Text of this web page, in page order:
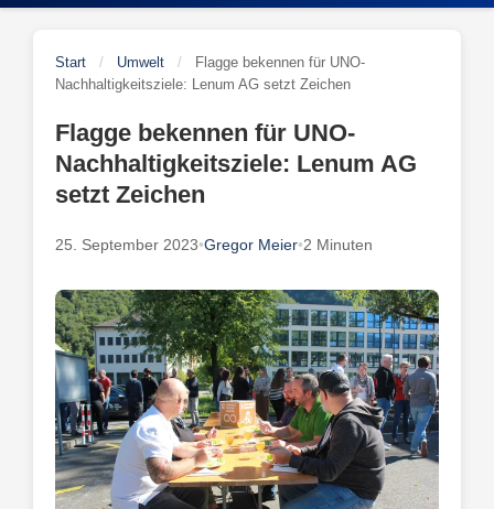
Start / Umwelt /
Flagge bekennen für UNO-
Nachhaltigkeitsziele: Lenum AG setzt Zeichen
Flagge bekennen für UNO-
Nachhaltigkeitsziele: Lenum AG
setzt Zeichen
25. September 2023•Gregor Meier•2 Minuten